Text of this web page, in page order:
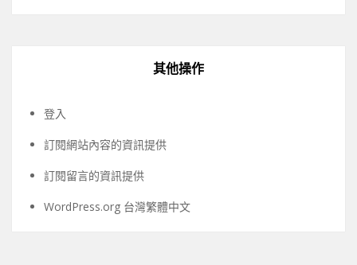
其他操作
登入
訂閱網站內容的資訊提供
訂閱留言的資訊提供
WordPress.org 台灣繁體中文